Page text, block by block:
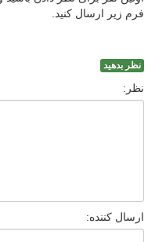
فرم زیر ارسال کنید.
نظر بدهید
نظر:
ارسال کننده: